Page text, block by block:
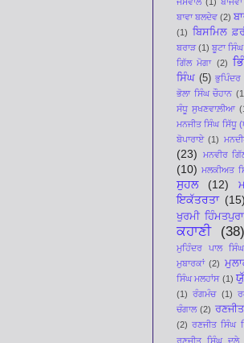
ਬਾਵਾ ਬਲਦੇਵ (2)
(1) ਬਿਸਮਿਲ
ਬਰਾੜ (1) ਬੂਟਾ
ਗਿੱਲ ਮੋਗਾ (2)
ਸਿੰਘ (5) ਭੁਪਿੰਦਰ
ਭੋਲਾ ਸਿੰਘ ਚੌਹਾਨ
ਸੰਧੂ ਸੁਖਣਵਾਲ਼ੀਆ
ਮਨਜੀਤ ਸਿੰਘ ਸਿੱਧੂ
ਬੋਪਾਰਾਏ (1)
(23) ਮਨਵੀਰ
(10) ਮਲਕੀਅਤ
ਸੁਹਲ (12)
ਇਕੱਤਰਤਾ
ਖੁਰਮੀ ਹਿੰਮਤਪੁਰਾ
ਕਹਾਣੀ (38)
ਮੁਹਿੰਦਰ ਪਾਲ
ਮੁਬਾਰਕਾਂ (2)
ਸਿੰਘ ਮਲਹਾਂਸ (1)
(1) ਰੰਗਮੰਚ (1)
ਚੰਗਾਲ (2)
(2) ਰਣਜੀਤ ਸਿੰਘ
ਰਣਜੀਤ ਸਿੰਘ ਦੂਲੇ